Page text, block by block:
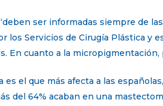
ser informadas siempre de
los Servicios de Cirugía Plástica y
En cuanto a la
es el que más afecta a las
del 64% acaban en una